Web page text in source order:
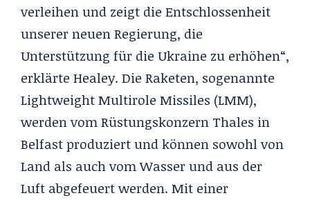
verleihen und zeigt die Entschlossenheit
unserer neuen Regierung, die
Unterstützung für die Ukraine zu erhöhen“,
erklärte Healey. Die Raketen, sogenannte
Lightweight Multirole Missiles (LMM),
werden vom Rüstungskonzern Thales in
Belfast produziert und können sowohl von
Land als auch vom Wasser und aus der
Luft abgefeuert werden. Mit einer